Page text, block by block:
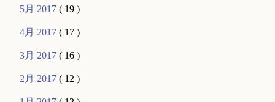
5月 2017( 19 )
4月 2017( 17 )
3月 2017( 16 )
2月 2017( 12 )